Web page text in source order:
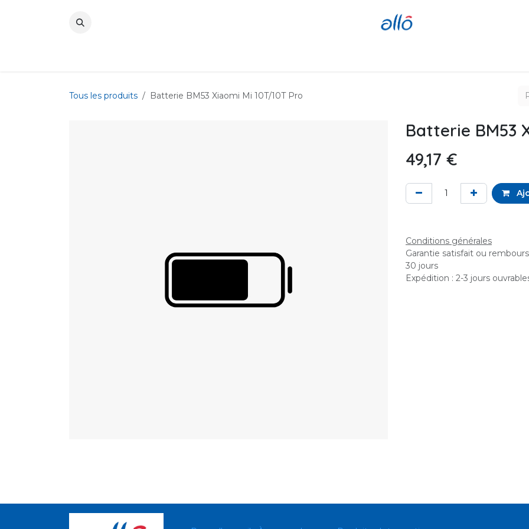
Tous les produits Batterie BM53 Xiaomi Mi 10T/10T Pro
Batterie BM53
49,17 €
Conditions générales
Garantie satisfait ou
30 jours
Expédition : 2-3 jours